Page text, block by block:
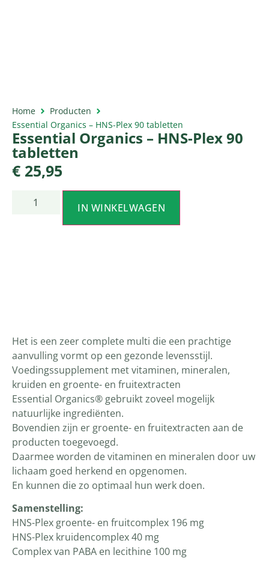
Home
Producten
Essential Organics – HNS-Plex 90 tabletten
Essential Organics – HNS-Plex 90
tabletten
€ 25,95
IN WINKELWAGEN
Het is een zeer complete multi die een prachtige
aanvulling vormt op een gezonde levensstijl.
Voedingssupplement met vitaminen, mineralen,
kruiden en groente- en fruitextracten
Essential Organics® gebruikt zoveel mogelijk
natuurlijke ingrediënten.
Bovendien zijn er groente- en fruitextracten aan de
producten toegevoegd.
Daarmee worden de vitaminen en mineralen door uw
lichaam goed herkend en opgenomen.
En kunnen die zo optimaal hun werk doen.
Samenstelling:
HNS-Plex groente- en fruitcomplex 196 mg
HNS-Plex kruidencomplex 40 mg
Complex van PABA en lecithine 100 mg